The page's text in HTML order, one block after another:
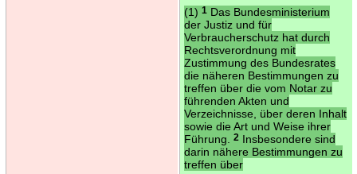
(1) 1Das Bundesministerium
der Justiz und für
Verbraucherschutz hat durch
Rechtsverordnung mit
Zustimmung des Bundesrates
die näheren Bestimmungen zu
treffen über die vom Notar zu
führenden Akten und
Verzeichnisse, über deren Inhalt
sowie die Art und Weise ihrer
Führung.
2Insbesondere sind
darin nähere Bestimmungen zu
treffen über